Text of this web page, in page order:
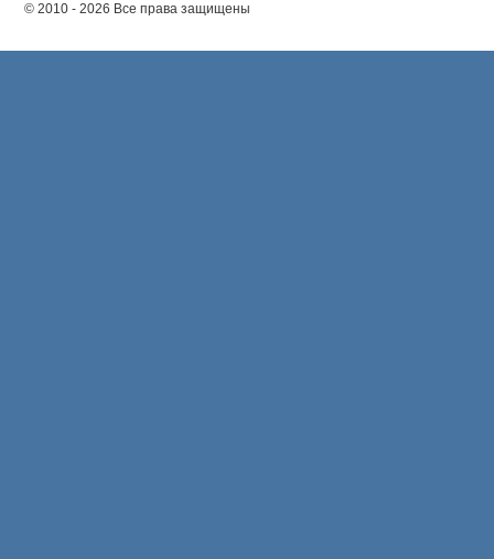
© 2010 - 2026 Все права защищены